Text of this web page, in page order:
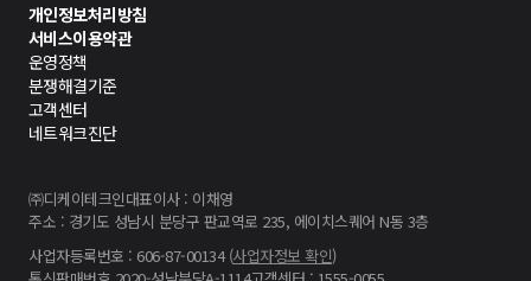
개인정보처리방침
서비스이용약관
운영정책
분쟁해결기준
고객센터
네트워크진단
㈜디케이테크인대표이사 : 이채영
주소 : 경기도 성남시 분당구 판교역로 235, 에이치스퀘어 N동 3층
사업자등록번호 : 606-87-00134 (사업자정보 확인)